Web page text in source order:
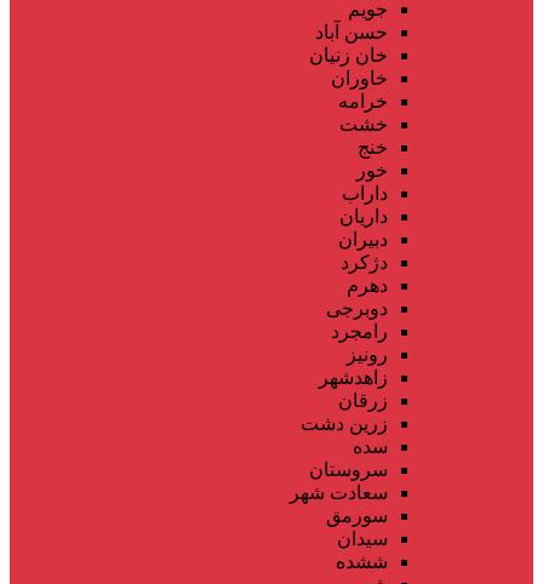
جویم
حسن آباد
خان زنیان
خاوران
خرامه
خشت
خنج
خور
داراب
داریان
دبیران
دژکرد
دهرم
دوبرجی
رامجرد
رونیز
زاهدشهر
زرقان
زرین دشت
سده
سروستان
سعادت شهر
سورمق
سیدان
ششده